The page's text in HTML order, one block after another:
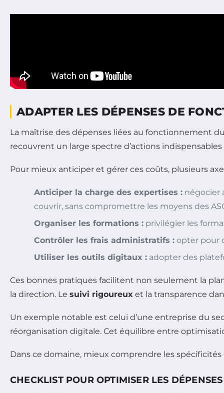
ADAPTER LES DÉPENSES DE
La maîtrise des dépenses liées au fonctionnement
recouvrent un large spectre d’actions
Pour mieux anticiper et gérer ces coûts, plusieurs
Anticiper la charge des expertises : négocier
couvrir, sans compromettre les moyens des
Organiser les formations : privilégier les
Contrôler les frais administratifs : opter pour
Utiliser les outils digitaux : adopter des
Ces bonnes pratiques facilitent non seulement la
la direction. Le suivi rigoureux et la transparence
Un exemple notable est celui d’une entreprise du
réorganisation digitale. Cet équilibre entre
Dans ce domaine, mieux comprendre les
CHECKLIST POUR OPTIMISER LES